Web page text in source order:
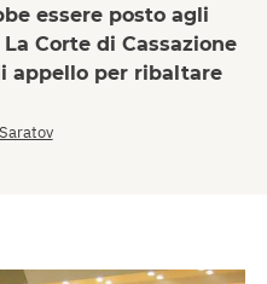
essere posto agli
Corte di Cassazione
appello per ribaltare